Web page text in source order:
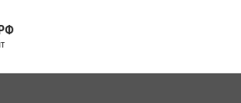
рассказали орловцам об изменениях в
оборот оружия